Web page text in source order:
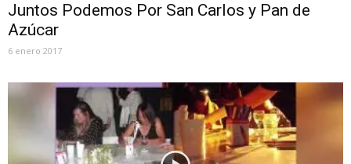
Juntos Podemos Por San Carlos y Pan de
Azúcar
6 enero 2017